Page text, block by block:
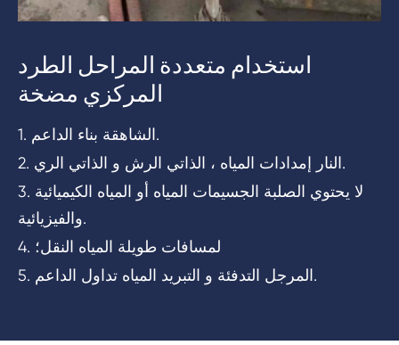
استخدام متعددة المراحل الطرد
المركزي مضخة
1. الشاهقة بناء الداعم.
2. النار إمدادات المياه ، الذاتي الرش و الذاتي الري.
3. لا يحتوي الصلبة الجسيمات المياه أو المياه الكيميائية
والفيزيائية.
4. لمسافات طويلة المياه النقل؛
5. المرجل التدفئة و التبريد المياه تداول الداعم.